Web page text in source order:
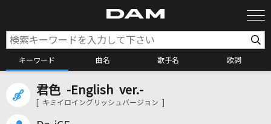
キーワード 曲名 歌手名 歌詞
カラオケ検索
君色 -English ver.-
[ キミイロイングリッシュバージョン ]